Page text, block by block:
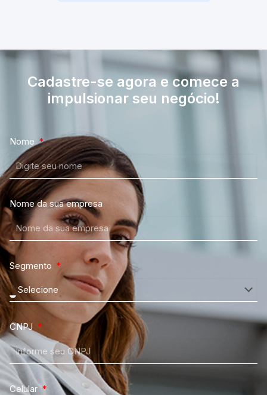
Cadastre-se agora e comece a
impulsionar seu negócio!
Nome
Nome da sua empresa
Segmento
CNPJ
Celular